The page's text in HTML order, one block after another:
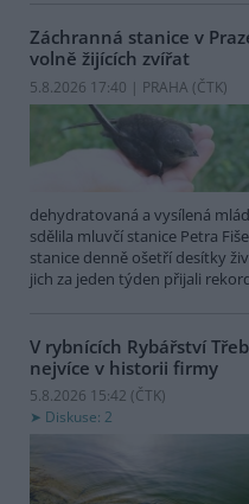
Záchranná stanice v
volně žijících zvířat
5.8.2026 17:40 | PRAHA (ČTK)
dehydratovaná a vysílená
sdělila mluvčí stanice Petra
stanice denně ošetří desítky
jich za jeden týden přijali
V rybnících Rybářství
nejvíce v historii firmy
5.8.2026 15:42 (ČTK)
Diskuse: 2